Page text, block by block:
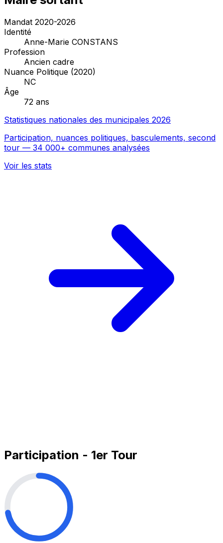
Mandat 2020-2026
Identité
Anne-Marie CONSTANS
Profession
Ancien cadre
Nuance Politique (2020)
NC
Âge
72 ans
Statistiques nationales des municipales 2026
Participation, nuances politiques, basculements, second
tour — 34 000+ communes analysées
Voir les stats
Participation - 1er Tour